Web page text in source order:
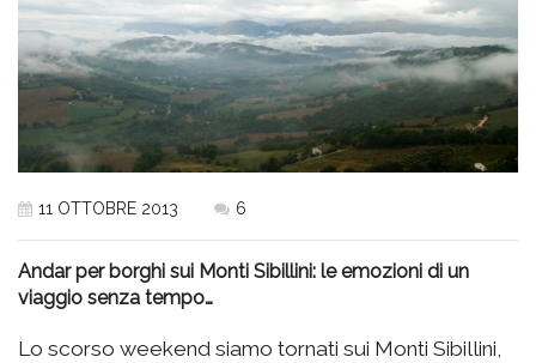
11 OTTOBRE 2013 6
Andar per borghi sui Monti Sibillini: le emozioni di un
viaggio senza tempo…
Lo scorso weekend siamo tornati sui Monti Sibillini,